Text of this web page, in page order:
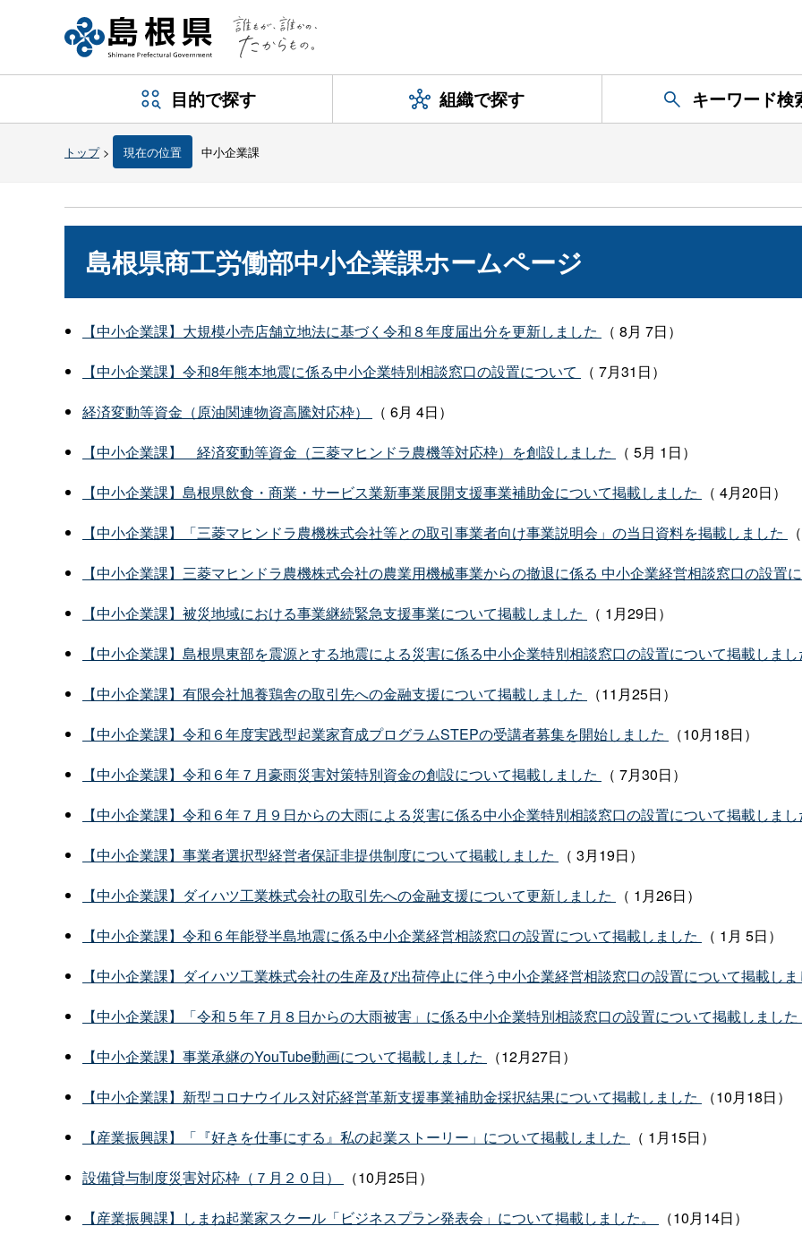
目的で探す 組織で探す キーワード検
トップ> 現在の位置 中小企業課
島根県商工労働部中小企業課ホームページ
【中小企業課】大規模小売店舗立地法に基づく令和８年度届出分を更新しました
（ 8月 7日）
【中小企業課】令和8年熊本地震に係る中小企業特別相談窓口の設置について
（ 7月31日）
経済変動等資金（原油関連物資高騰対応枠）
（ 6月 4日）
【中小企業課】 経済変動等資金（三菱マヒンドラ農機等対応枠）を創設しました
（ 5月 1日）
【中小企業課】島根県飲食・商業・サービス業新事業展開支援事業補助金について掲載しました
（ 4月20日）
【中小企業課】「三菱マヒンドラ農機株式会社等との取引事業者向け事業説明会」の当日資料を掲載しました
【中小企業課】三菱マヒンドラ農機株式会社の農業用機械事業からの撤退に係る 中小企業経営相談窓口の設置
【中小企業課】被災地域における事業継続緊急支援事業について掲載しました
（ 1月29日）
【中小企業課】島根県東部を震源とする地震による災害に係る中小企業特別相談窓口の設置について掲載しまし
【中小企業課】有限会社旭養鶏舎の取引先への金融支援について掲載しました
（11月25日）
【中小企業課】令和６年度実践型起業家育成プログラムSTEPの受講者募集を開始しました
（10月18日）
【中小企業課】令和６年７月豪雨災害対策特別資金の創設について掲載しました
（ 7月30日）
【中小企業課】令和６年７月９日からの大雨による災害に係る中小企業特別相談窓口の設置について掲載しまし
【中小企業課】事業者選択型経営者保証非提供制度について掲載しました
（ 3月19日）
【中小企業課】ダイハツ工業株式会社の取引先への金融支援について更新しました
（ 1月26日）
【中小企業課】令和６年能登半島地震に係る中小企業経営相談窓口の設置について掲載しました
（ 1月 5日）
【中小企業課】ダイハツ工業株式会社の生産及び出荷停止に伴う中小企業経営相談窓口の設置について掲載しま
【中小企業課】「令和５年７月８日からの大雨被害」に係る中小企業特別相談窓口の設置について掲載しました
【中小企業課】事業承継のYouTube動画について掲載しました
（12月27日）
【中小企業課】新型コロナウイルス対応経営革新支援事業補助金採択結果について掲載しました
（10月18日）
【産業振興課】「『好きを仕事にする』私の起業ストーリー」について掲載しました
（ 1月15日）
設備貸与制度災害対応枠（７月２０日）
（10月25日）
【産業振興課】しまね起業家スクール「ビジネスプラン発表会」について掲載しました。
（10月14日）